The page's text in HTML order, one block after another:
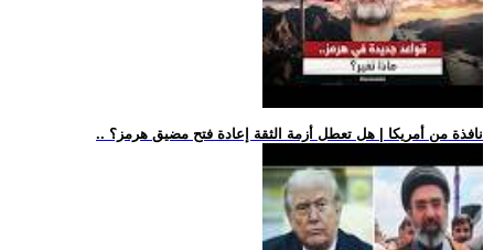
.. نافذة من أمريكا | هل تعطل أزمة الثقة إعادة فتح مضيق هرمز؟